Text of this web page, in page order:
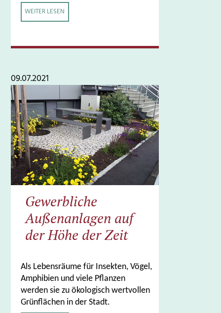
WEITER LESEN
09.07.2021
Gewerbliche
Außenanlagen auf
der Höhe der Zeit
Als Lebensräume für Insekten, Vögel,
Amphibien und viele Pflanzen
werden sie zu ökologisch wertvollen
Grünflächen in der Stadt.